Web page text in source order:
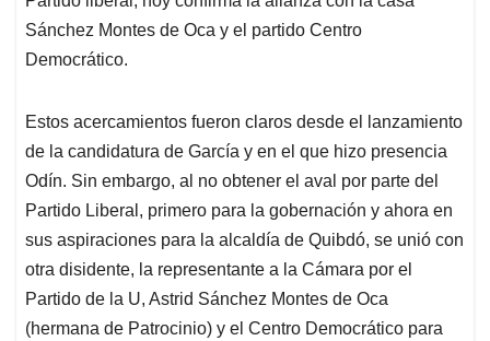
Sánchez Montes de Oca y el partido Centro
Democrático.
Estos acercamientos fueron claros desde el lanzamiento
de la candidatura de García y en el que hizo presencia
Odín. Sin embargo, al no obtener el aval por parte del
Partido Liberal, primero para la gobernación y ahora en
sus aspiraciones para la alcaldía de Quibdó, se unió con
otra disidente, la representante a la Cámara por el
Partido de la U, Astrid Sánchez Montes de Oca
(hermana de Patrocinio) y el Centro Democrático para